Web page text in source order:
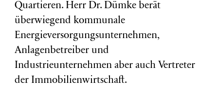
Quartieren. Herr Dr. Dümke berät
überwiegend kommunale
Energieversorgungsunternehmen,
Anlagenbetreiber und
Industrieunternehmen aber auch Vertreter
der Immobilienwirtschaft.